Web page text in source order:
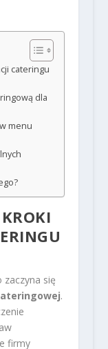
cateringu
dla
menu
zaczyna się
.
firmy